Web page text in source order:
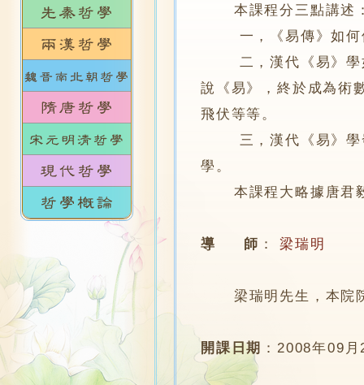
本課程分三點講述
一，《易傳》如何使
二，漢代《易》學如
說《易》，終於成為術
飛伏等等。
三，漢代《易》學發
學。
本課程大略據唐君毅
導 師 ： 梁瑞明
梁瑞明先生，本院
開課日期 ：2008年09月